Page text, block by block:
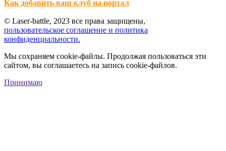
Как добавить ваш клуб на портал
© Laser-battle, 2023 все права защищены,
пользовательское соглашение и политика
конфиденциальности.
Мы сохраняем cookie-файлы. Продолжая пользоваться эти
сайтом, вы соглашаетесь на запись cookie-файлов.
Принимаю